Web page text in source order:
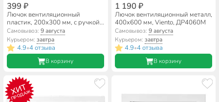
399 ₽
Лючок вентиляционный
пластик, 200х300 мм, с ручкой,
коричневый, Viento, ДР2030кор
Самовывоз:9 августа
Курьером:завтра
4.9•4 отзыва
В корзину
1 190 ₽
Лючок вентиляционный металл,
400х600 мм, Viento, ДР4060М
Самовывоз: 9 августа
Курьером: завтра
4.9•4 отзыва
В корзину
ХИТ
ПРОДАЖ